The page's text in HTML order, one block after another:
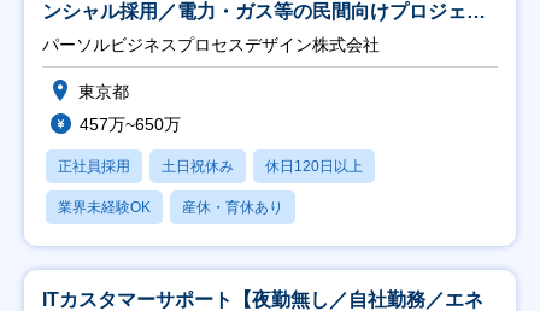
ンシャル採用／電力・ガス等の民間向けプロジェク
ト推進】
パーソルビジネスプロセスデザイン株式会社
東京都
457万~650万
正社員採用 土日祝休み 休日120日以上
業界未経験OK 産休・育休あり
ITカスタマーサポート【夜勤無し／自社勤務／エネ